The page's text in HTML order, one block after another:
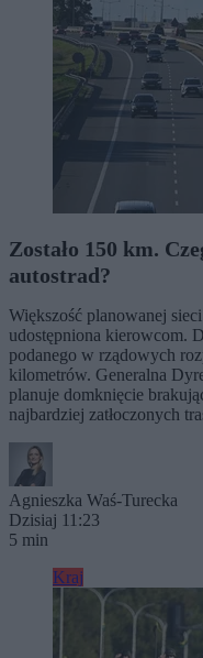
Zostało 150 km.
autostrad?
Większość planowanej
udostępniona kierowcom.
podanego w rządowych
kilometrów. Generalna
planuje domknięcie
najbardziej zatłoczonych
Agnieszka Waś-Turecka
Dzisiaj 11:23
5 min
Kraj